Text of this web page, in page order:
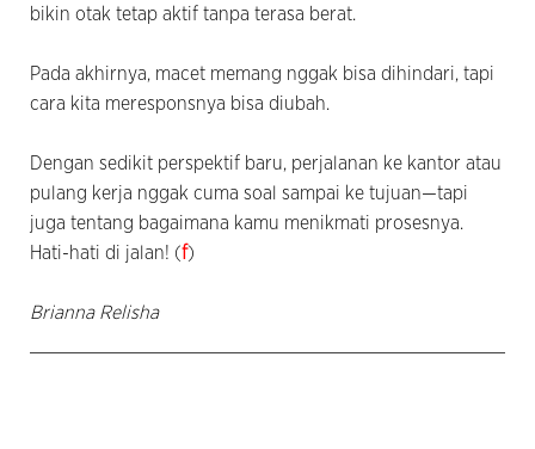
bikin otak tetap aktif tanpa terasa berat.
Pada akhirnya, macet memang nggak bisa dihindari, tapi
cara kita meresponsnya bisa diubah.
Dengan sedikit perspektif baru, perjalanan ke kantor atau
pulang kerja nggak cuma soal sampai ke tujuan—tapi
juga tentang bagaimana kamu menikmati prosesnya.
Hati-hati di jalan! (f)
Brianna Relisha